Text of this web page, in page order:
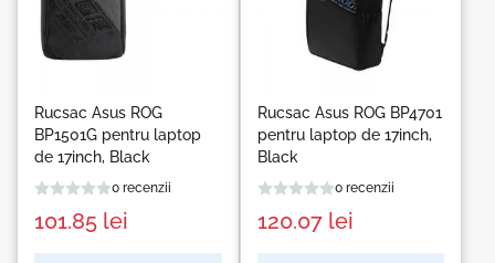
Rucsac Asus ROG
BP1501G pentru laptop
de 17inch, Black
0 recenzii
101.85 lei
Rucsac Asus ROG BP4701
pentru laptop de 17inch,
Black
0 recenzii
120.07 lei